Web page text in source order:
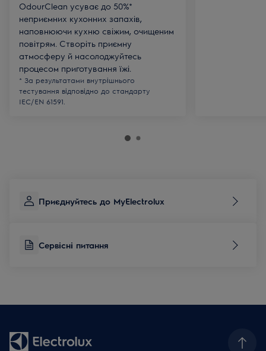
OdourClean усуває до 50%*
неприємних кухонних запахів,
наповнюючи кухню свіжим, очищеним
повітрям. Створіть приємну
атмосферу й насолоджуйтесь
процесом приготування їжі.
* За результатами внутрішнього
тестування відповідно до стандарту
IEC/EN 61591.
Приєднуйтесь до MyElectrolux
Сервісні питання